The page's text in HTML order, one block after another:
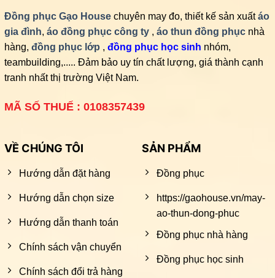
Đồng phục Gạo Housechuyên may đo, thiết kế sản xuấtáo
gia đình, áo đồng phục công ty, áo thun đồng phụcnhà
hàng, đồng phục lớp , đồng phục học sinh nhóm,
teambuilding,..... Đảm bảo uy tín chất lượng, giá thành cạnh
tranh nhất thị trường Việt Nam.
MÃ SỐ THUẾ : 0108357439
VỀ CHÚNG TÔI
Hướng dẫn đặt hàng
Hướng dẫn chọn size
Hướng dẫn thanh toán
Chính sách vận chuyển
Chính sách đổi trả hàng
SẢN PHẨM
Đồng phục
https://gaohouse.vn/may-
ao-thun-dong-phuc
Đồng phục nhà hàng
Đồng phục học sinh